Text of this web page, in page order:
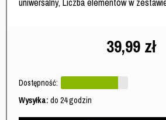
39,99 zł
Dostępność:
Wysyłka: do 24 godzin